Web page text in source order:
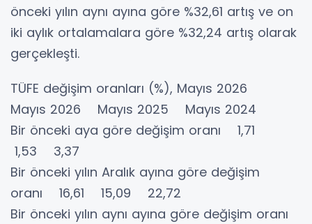
önceki yılın aynı ayına göre %32,61 artış ve on
iki aylık ortalamalara göre %32,24 artış olarak
gerçekleşti.
TÜFE değişim oranları (%), Mayıs 2026
Mayıs 2026 Mayıs 2025 Mayıs 2024
Bir önceki aya göre değişim oranı 1,71
1,53 3,37
Bir önceki yılın Aralık ayına göre değişim
oranı 16,61 15,09 22,72
Bir önceki yılın aynı ayına göre değişim oranı